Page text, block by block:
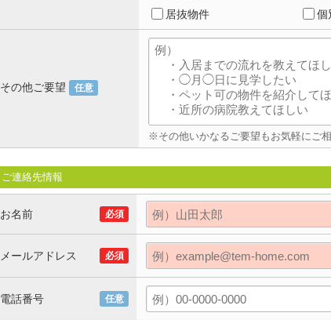
居抜物件
個
その他ご要望 任意
※その他いかなるご要望もお気軽にご
ご連絡先情報
お名前 必須
メールアドレス 必須
電話番号 任意